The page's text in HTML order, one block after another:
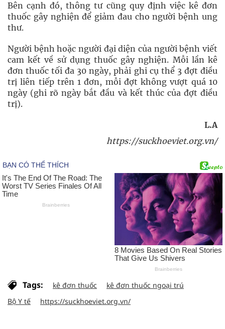
Bên cạnh đó, thông tư cũng quy định việc kê đơn
thuốc gây nghiện để giảm đau cho người bệnh ung
thư.
Người bệnh hoặc người đại diện của người bệnh viết
cam kết về sử dụng thuốc gây nghiện. Mỗi lần kê
đơn thuốc tối đa 30 ngày, phải ghi cụ thể 3 đợt điều
trị liên tiếp trên 1 đơn, mỗi đợt không vượt quá 10
ngày (ghi rõ ngày bắt đầu và kết thúc của đợt điều
trị).
L.A
https://suckhoeviet.org.vn/
Tags: kê đơn thuốc
kê đơn thuốc ngoại trú
Bộ Y tế
https://suckhoeviet.org.vn/